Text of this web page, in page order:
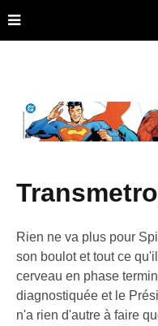
Rien ne va plus pour
son boulot et tout ce
cerveau en phase
diagnostiquée et le
n'a rien d'autre à faire